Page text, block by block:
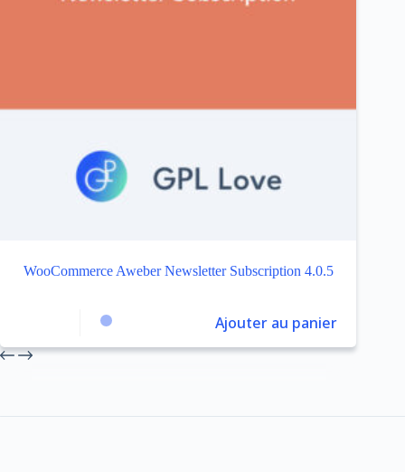
WooCommerce Aweber Newsletter Subscription 4.0.5
Ajouter au panier